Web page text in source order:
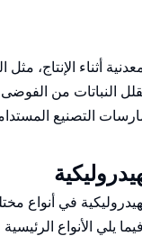
أثناء الإنتاج،
النباتات من
التصنيع
في أنواع
يلي الأنواع